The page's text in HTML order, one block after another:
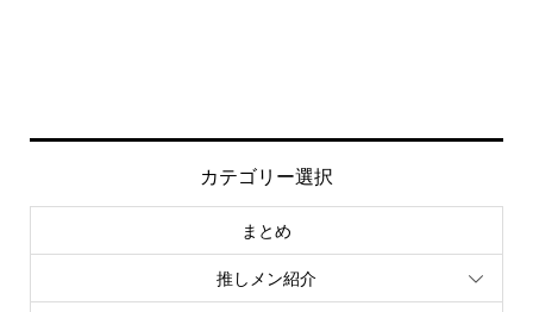
カテゴリー選択
まとめ
推しメン紹介